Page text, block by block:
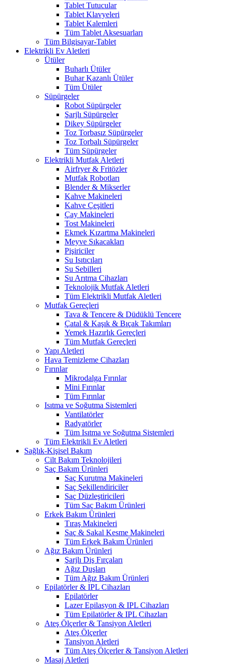
Tablet Tutucular
Tablet Klavyeleri
Tablet Kalemleri
Tüm Tablet Aksesuarları
Tüm Bilgisayar-Tablet
Elektrikli Ev Aletleri
Ütüler
Buharlı Ütüler
Buhar Kazanlı Ütüler
Tüm Ütüler
Süpürgeler
Robot Süpürgeler
Şarjlı Süpürgeler
Dikey Süpürgeler
Toz Torbasız Süpürgeler
Toz Torbalı Süpürgeler
Tüm Süpürgeler
Elektrikli Mutfak Aletleri
Airfryer & Fritözler
Mutfak Robotları
Blender & Mikserler
Kahve Makineleri
Kahve Çeşitleri
Çay Makineleri
Tost Makineleri
Ekmek Kızartma Makineleri
Meyve Sıkacakları
Pişiriciler
Su Isıtıcıları
Su Sebilleri
Su Arıtma Cihazları
Teknolojik Mutfak Aletleri
Tüm Elektrikli Mutfak Aletleri
Mutfak Gereçleri
Tava & Tencere & Düdüklü Tencere
Çatal & Kaşık & Bıçak Takımları
Yemek Hazırlık Gereçleri
Tüm Mutfak Gereçleri
Yapı Aletleri
Hava Temizleme Cihazları
Fırınlar
Mikrodalga Fırınlar
Mini Fırınlar
Tüm Fırınlar
Isıtma ve Soğutma Sistemleri
Vantilatörler
Radyatörler
Tüm Isıtma ve Soğutma Sistemleri
Tüm Elektrikli Ev Aletleri
Sağlık-Kişisel Bakım
Cilt Bakım Teknolojileri
Saç Bakım Ürünleri
Saç Kurutma Makineleri
Saç Şekillendiriciler
Saç Düzleştiricileri
Tüm Saç Bakım Ürünleri
Erkek Bakım Ürünleri
Tıraş Makineleri
Saç & Sakal Kesme Makineleri
Tüm Erkek Bakım Ürünleri
Ağız Bakım Ürünleri
Şarjlı Diş Fırçaları
Ağız Duşları
Tüm Ağız Bakım Ürünleri
Epilatörler & IPL Cihazları
Epilatörler
Lazer Epilasyon & IPL Cihazları
Tüm Epilatörler & IPL Cihazları
Ateş Ölçerler & Tansiyon Aletleri
Ateş Ölçerler
Tansiyon Aletleri
Tüm Ateş Ölçerler & Tansiyon Aletleri
Masaj Aletleri